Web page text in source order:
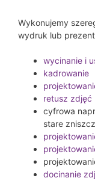
Wykonujemy
wydruk lub
wycinanie i
kadrowanie
retusz zdjęć
cyfrowa
stare
docinanie